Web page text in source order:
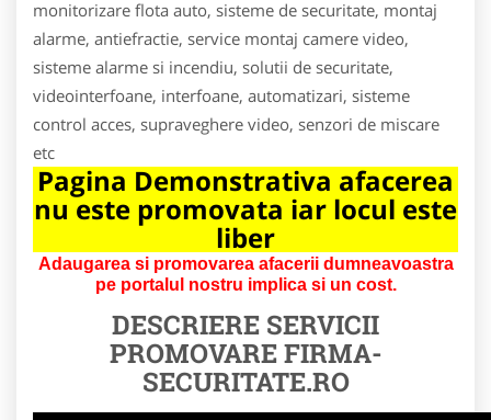
monitorizare flota auto, sisteme de securitate, montaj
alarme, antiefractie, service montaj camere video,
sisteme alarme si incendiu, solutii de securitate,
videointerfoane, interfoane, automatizari, sisteme
control acces, supraveghere video, senzori de miscare
etc
Pagina Demonstrativa afacerea
nu este promovata iar locul este
liber
Adaugarea si promovarea afacerii dumneavoastra
pe portalul nostru implica si un cost.
DESCRIERE SERVICII
PROMOVAREFIRMA-
SECURITATE.RO